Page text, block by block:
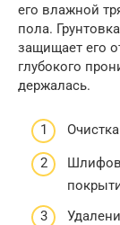
его влажной
пола.
защищает его
глубокого
держалась.